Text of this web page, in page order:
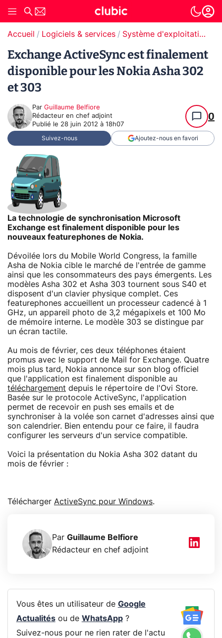
Accueil Logiciels & services Système d'exploitation (OS)
Exchange ActiveSync est finalement
disponible pour les Nokia Asha 302
et 303
Par Guillaume Belfiore
Rédacteur en chef adjoint
Publié le 28 juin 2012 à 18h07
0
Suivez-nous Ajoutez-nous en favori
La technologie de synchronisation Microsoft
Exchange est finalement disponible pour les
nouveaux featurephones de Nokia.
Dévoilée lors du Mobile World Congress, la famille
Asha de Nokia cible le marché de l'entrée de gamme
ainsi que les consommateurs des pays émergents. Les
modèles Asha 302 et Asha 303 tournent sous S40 et
disposent d'un clavier physique complet. Ces
featurephones accueillent un processeur cadencé à 1
GHz, un appareil photo de 3,2 mégapixels et 100 Mo
de mémoire interne. Le modèle 303 se distingue par
un écran tactile.
Au mois de février, ces deux téléphones étaient
promus avec le support de Mail for Exchange. Quatre
mois plus tard, Nokia annonce sur son blog officiel
que l'application est finalement disponible au
téléchargement depuis le répertoire de l'Ovi Store.
Basée sur le protocole ActiveSync, l'application
permet de recevoir en push ses emails et de
synchroniser à la volée son carnet d'adresses ainsi que
son calendrier. Bien entendu pour ce faire, il faudra
configurer les serveurs d'un service compatible.
Voici la présentation du Nokia Asha 302 datant du
mois de février :
Télécharger ActiveSync pour Windows.
Par Guillaume Belfiore
Rédacteur en chef adjoint
Vous êtes un utilisateur de Google
Actualitésou de WhatsApp?
Suivez-nous pour ne rien rater de l'actu